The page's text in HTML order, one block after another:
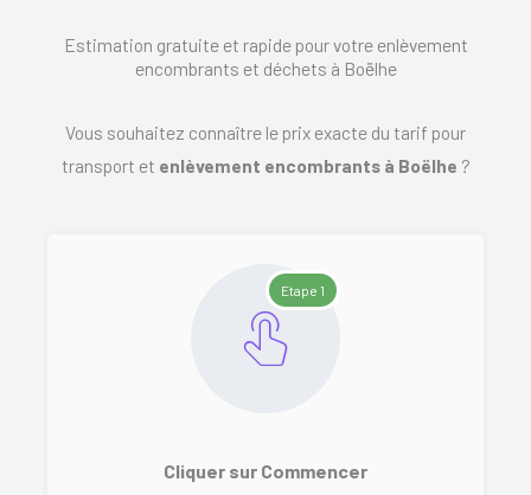
Estimation gratuite et rapide pour votre enlèvement
encombrants et déchets à Boëlhe
Vous souhaitez connaître le prix exacte du tarif pour
transport et enlèvement encombrants à Boëlhe ?
Etape 1
Cliquer sur Commencer